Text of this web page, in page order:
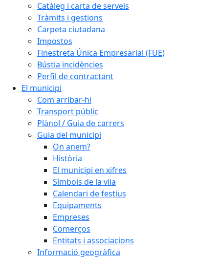
Catàleg i carta de serveis
Tràmits i gestions
Carpeta ciutadana
Impostos
Finestreta Única Empresarial (FUE)
Bústia incidències
Perfil de contractant
El municipi
Com arribar-hi
Transport públic
Plànol / Guia de carrers
Guia del municipi
On anem?
Història
El municipi en xifres
Símbols de la vila
Calendari de festius
Equipaments
Empreses
Comerços
Entitats i associacions
Informació geogràfica